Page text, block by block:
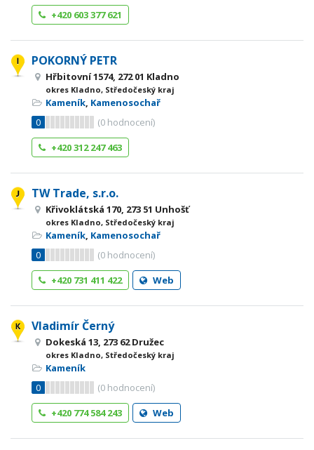
+420 603 377 621
POKORNÝ PETR
Hřbitovní 1574, 272 01 Kladno
okres Kladno, Středočeský kraj
Kameník, Kamenosochař
0
(0 hodnocení)
+420 312 247 463
TW Trade, s.r.o.
Křivoklátská 170, 273 51 Unhošť
okres Kladno, Středočeský kraj
Kameník, Kamenosochař
0
(0 hodnocení)
+420 731 411 422
Web
Vladimír Černý
Dokeská 13, 273 62 Družec
okres Kladno, Středočeský kraj
Kameník
0
(0 hodnocení)
+420 774 584 243
Web